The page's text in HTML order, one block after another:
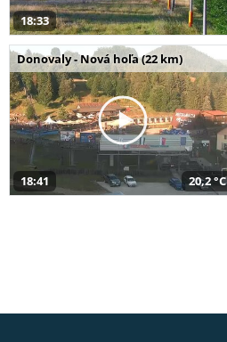
18:33
Donovaly - Nová hoľa (22 km)
18:41 20,2 °C